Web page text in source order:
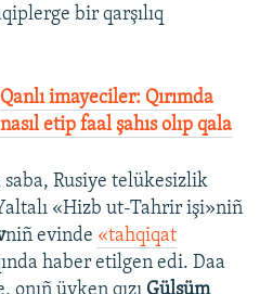
bir qarşılıq
Qanlı imayeciler: Qırımda
etip faal şahıs olıp qala
Rusiye telükesizlik
«Hizb ut-Tahrir işi»niñ
niñ evinde «tahqiqat
haber etilgen edi. Daa